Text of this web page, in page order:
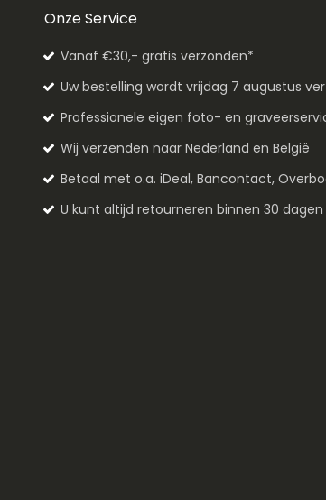
Onze Service
Vanaf €30,- gratis verzonden*
Uw bestelling wordt vrijdag 7 augustus
Professionele eigen foto- en
Wij verzenden naar Nederland en België
Betaal met o.a. iDeal, Bancontact,
U kunt altijd retourneren binnen 30 dagen